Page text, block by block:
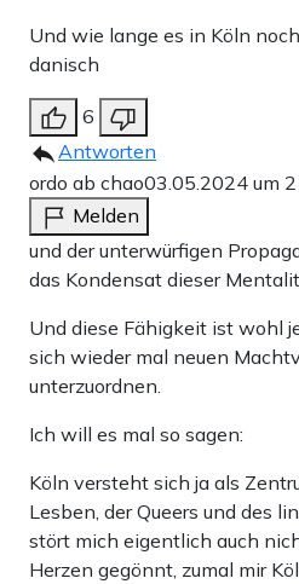
Und wie lange es in Köln
danisch
6
Antworten
ordo ab chao03.05.2024 um
Melden
und der unterwürfigen
das Kondensat dieser
Und diese Fähigkeit ist wohl
sich wieder mal neuen
unterzuordnen.
Ich will es mal so sagen:
Köln versteht sich ja als
Lesben, der Queers und des
stört mich eigentlich auch
Herzen gegönnt, zumal mir